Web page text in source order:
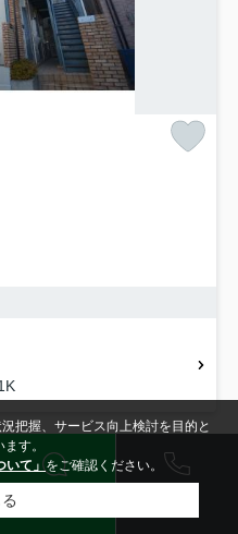
把握、サービス向上検討を目的と
す。
いて」をご確認ください。